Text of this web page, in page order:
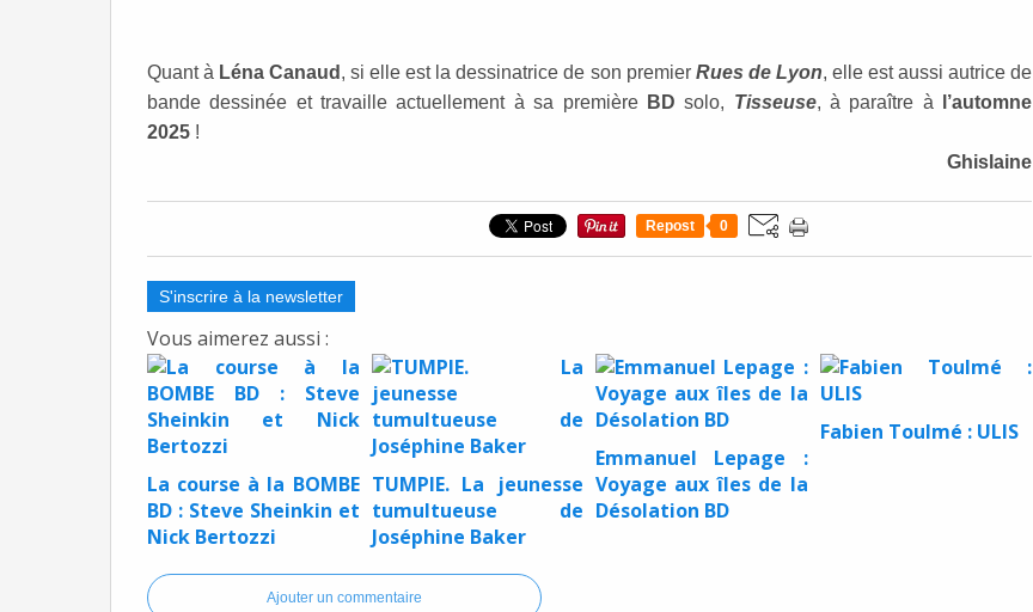
Quant à Léna Canaud , si elle est la dessinatrice de son premier Rues de Lyon, elle est aussi autrice de
bande dessinée et travaille actuellement à sa première BD solo, Tisseuse, à paraître à
l’automne
2025 !
Ghislaine
Repost 0
S'inscrire à la newsletter
Vous aimerez aussi :
La course à la BOMBE
BD : Steve Sheinkin et
Nick Bertozzi
TUMPIE. La jeunesse
tumultueuse de
Joséphine Baker
Emmanuel Lepage :
Voyage aux îles de la
Désolation BD
Fabien Toulmé : ULIS
Ajouter un commentaire